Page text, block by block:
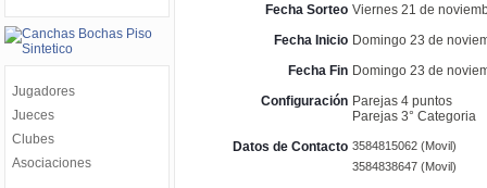
Jugadores
Jueces
Clubes
Asociaciones
Fecha Sorteo Viernes 21 de
Fecha Inicio Domingo 23 de
Fecha Fin Domingo 23 de
Configuración Parejas 4 puntos
Parejas 3° Categoria
Datos de Contacto 3584815062 (Movil)
3584838647 (Movil)